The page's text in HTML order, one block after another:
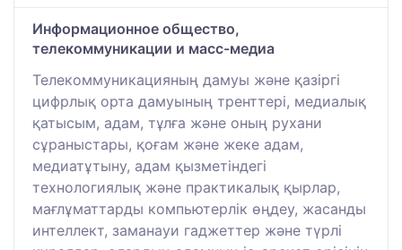
Информационное общество,
телекоммуникации и масс-медиа
Телекоммуникацияның дамуы және қазіргі
цифрлық орта дамуының тренттері, медиалық
қатысым, адам, тұлға және оның рухани
сұраныстары, қоғам және жеке адам,
медиатұтыну, адам қызметіндегі
технологиялық және практикалық қырлар,
мағлұматтарды компьютерлік өңдеу, жасанды
интеллект, заманауи гаджеттер және түрлі